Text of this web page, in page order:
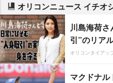
オリコンニュース イチオ
川島海荷
引”のリア
オリコンタイアッ
マクドナ